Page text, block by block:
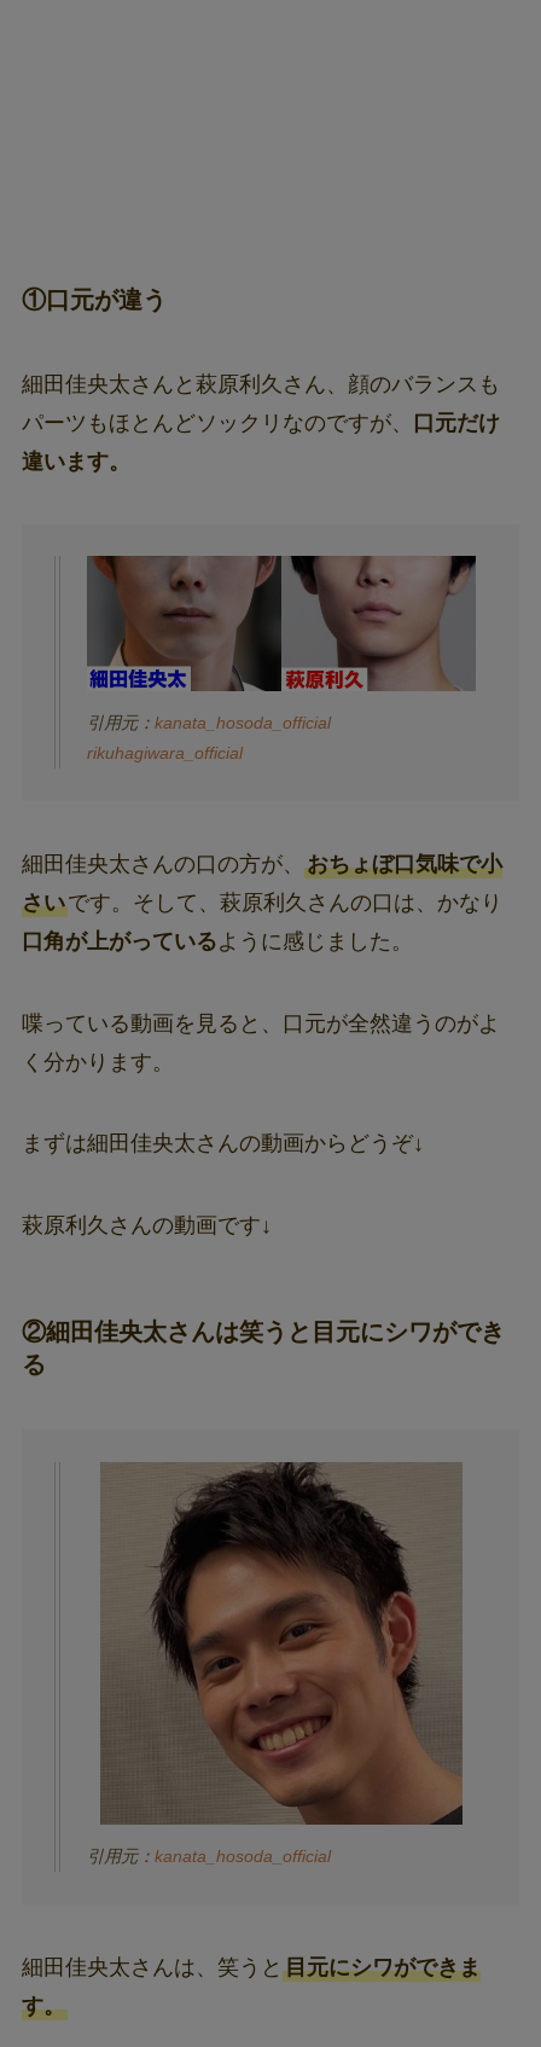
①口元が違う
細田佳央太さんと萩原利久さん、顔のバランスも
パーツもほとんどソックリなのですが、
口元だけ
違います。
引用元： kanata_hosoda_official
rikuhagiwara_official
細田佳央太さんの口の方が、 おちょぼ口気味で小
さいです。そして、萩原利久さんの口は、かなり
口角が上がっているように感じました。
喋っている動画を見ると、口元が全然違うのがよ
く分かります。
まずは細田佳央太さんの動画からどうぞ↓
萩原利久さんの動画です↓
②細田佳央太さんは笑うと目元にシワができ
る
引用元： kanata_hosoda_official
細田佳央太さんは、笑うと 目元にシワができま
す。